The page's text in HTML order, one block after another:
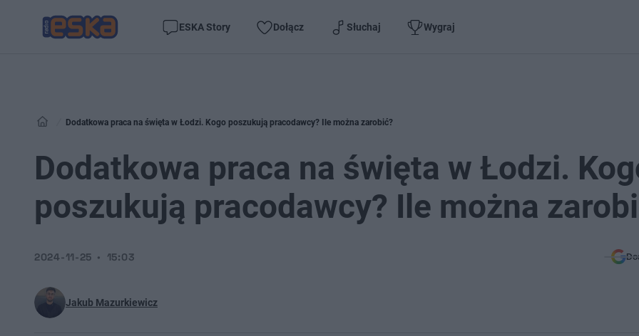
ESKA Story Dołącz Słuchaj Wygraj
Dodatkowa praca na święta w Łodzi. Kogo poszukują pracodawcy? Ile można zarobić?
Dodatkowa praca na święta w Łodzi.
poszukują pracodawcy? Ile można
Jakub Mazurkiewicz
2024-11-25 15:03